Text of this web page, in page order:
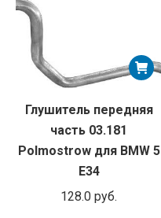
Глушитель передняя
часть 03.181
Polmostrow для BMW 5
E34
128.0 руб.